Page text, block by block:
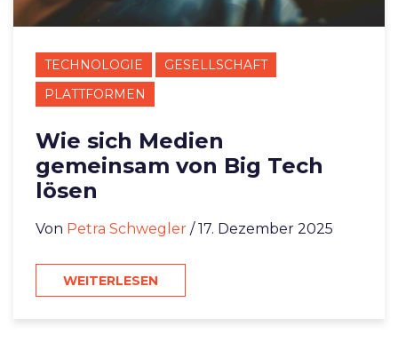
TECHNOLOGIE
GESELLSCHAFT
PLATTFORMEN
Wie sich Medien
gemeinsam von Big Tech
lösen
Von Petra Schwegler / 17. Dezember 2025
WEITERLESEN